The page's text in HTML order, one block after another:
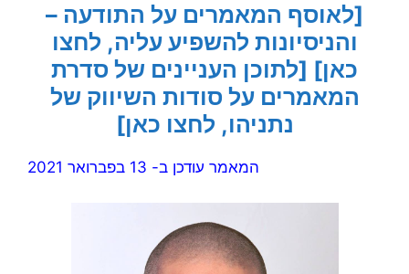
[לאוסף המאמרים על התודעה –
והניסיונות להשפיע עליה, לחצו
כאן] [לתוכן העניינים של סדרת
המאמרים על סודות השיווק של
נתניהו, לחצו כאן]
המאמר עודכן ב- 13 בפברואר 2021